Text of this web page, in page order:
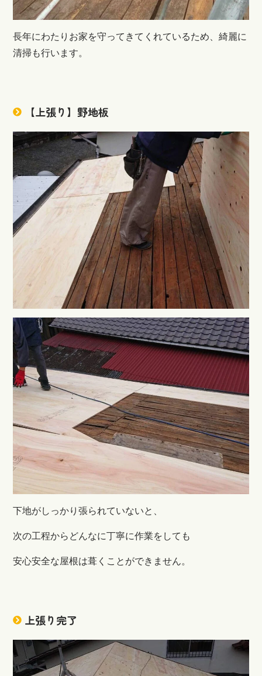
長年にわたりお家を守ってきてくれているため、綺麗に
清掃も行います。
【上張り】野地板
下地がしっかり張られていないと、
次の工程からどんなに丁寧に作業をしても
安心安全な屋根は葺くことができません。
上張り完了